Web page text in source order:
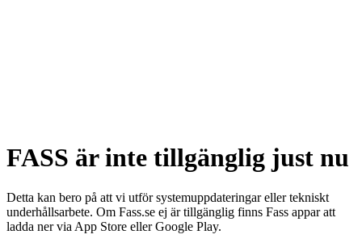
FASS är inte tillgänglig just nu
Detta kan bero på att vi utför systemuppdateringar eller tekniskt
underhållsarbete. Om Fass.se ej är tillgänglig finns Fass appar att
ladda ner via App Store eller Google Play.